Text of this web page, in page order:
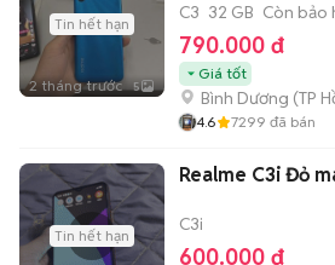
Tin hết hạn
2 tháng trước 5
C3 32 GB Còn bảo
790.000 đ
Giá tốt
Bình Dương (TP
4.6 7299 đã bán
Tin hết hạn
Realme C3i Đỏ
C3i
600.000 đ